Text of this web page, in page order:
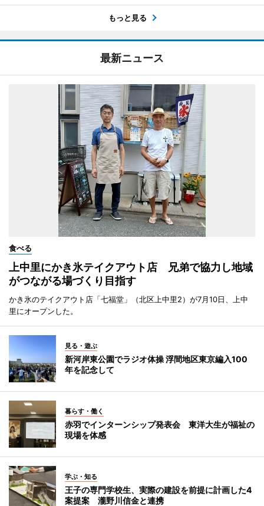
もっと見る
最新ニュース
食べる
上中里にかき氷テイクアウト店 兄弟で協力し地域
がつながる場づくり目指す
かき氷のテイクアウト店「七福堂」（北区上中里2）が7月10日、上中
里にオープンした。
見る・遊ぶ
新河岸東公園でラジオ体操 浮間地区東京編入100
年を記念して
暮らす・働く
赤羽でインターンシップ発表会 東洋大生が福祉の
現場を体感
学ぶ・知る
王子の専門学校生、実際の建設を前提に計画した4
案提案 瀧野川信金と連携